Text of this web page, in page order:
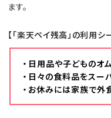
ます。
【「楽天ペイ残高」の利用シ
・日用品や子どものオ
・日々の食料品をスー
・お休みには家族で外